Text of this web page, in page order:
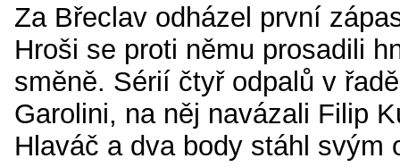
Za Břeclav odházel první
Hroši se proti němu prosadili
směně. Sérií čtyř odpalů v
Garolini, na něj navázali Filip
Hlaváč a dva body stáhl svým